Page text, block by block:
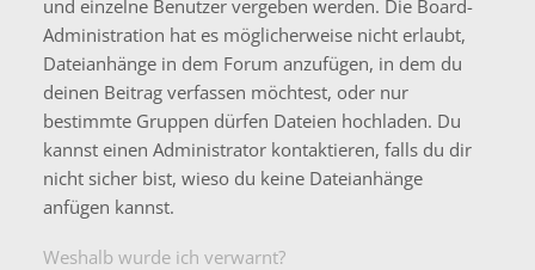
und einzelne Benutzer vergeben werden. Die Board-
Administration hat es möglicherweise nicht erlaubt,
Dateianhänge in dem Forum anzufügen, in dem du
deinen Beitrag verfassen möchtest, oder nur
bestimmte Gruppen dürfen Dateien hochladen. Du
kannst einen Administrator kontaktieren, falls du dir
nicht sicher bist, wieso du keine Dateianhänge
anfügen kannst.
Weshalb wurde ich verwarnt?